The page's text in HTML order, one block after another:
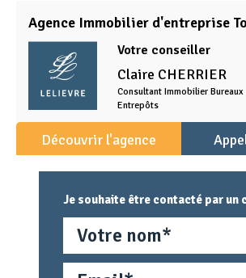
Agence Immobilier d'entreprise
Votre conseiller
Claire CHERRIER
Consultant Immobilier
Entrepôts
Découvrir l'agence
Je souhaite être contacté par un